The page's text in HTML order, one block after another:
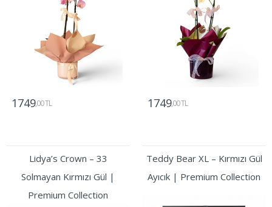
1749,00 TL 1749,00 TL
Lidya’s Crown – 33
Solmayan Kırmızı Gül |
Premium Collection
Teddy Bear XL – Kırmızı Gül
Ayıcık | Premium Collection